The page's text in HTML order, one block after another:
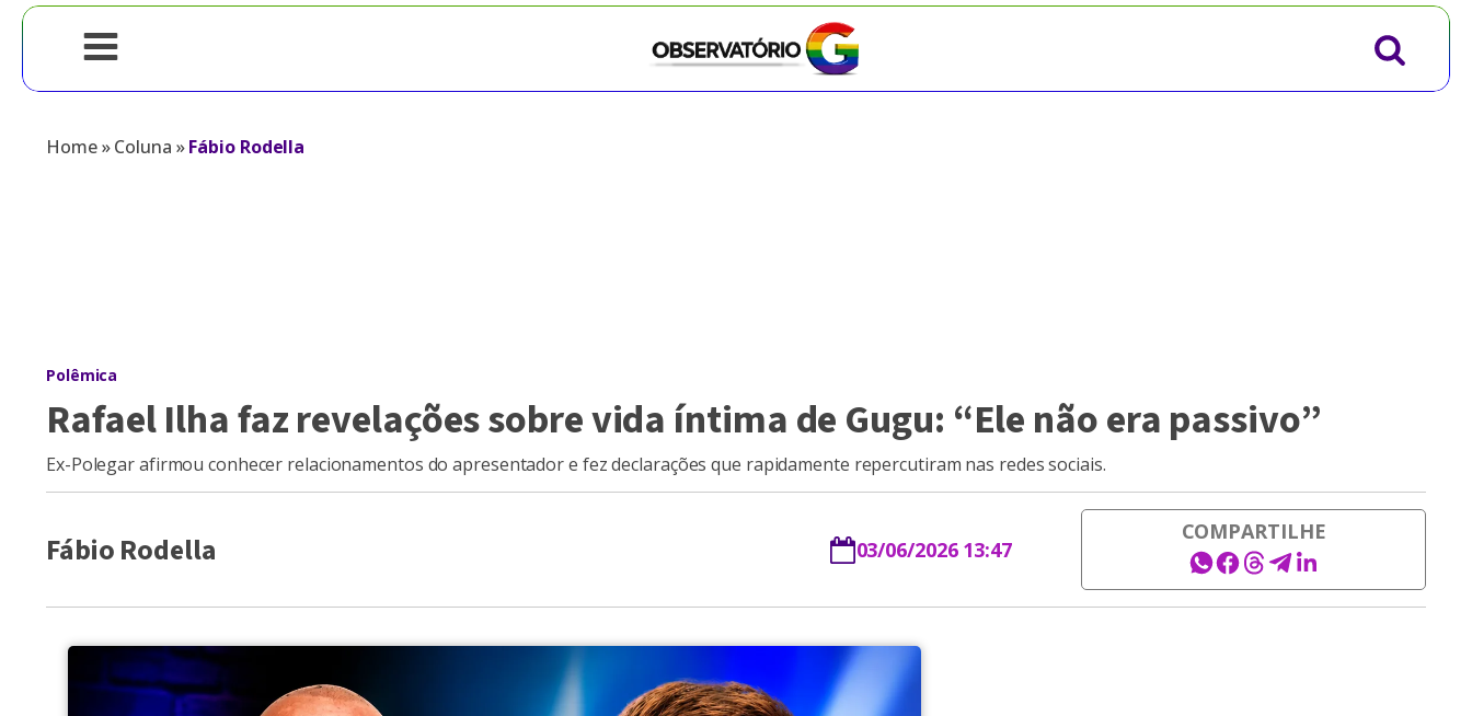
Home»Coluna »Fábio Rodella
Polêmica
Rafael Ilha faz revelações sobre vida íntima de Gugu: “Ele não era passivo”
Ex-Polegar afirmou conhecer relacionamentos do apresentador e fez declarações que rapidamente repercutiram nas redes sociais.
Fábio Rodella 03/06/2026 13:47
COMPARTILHE